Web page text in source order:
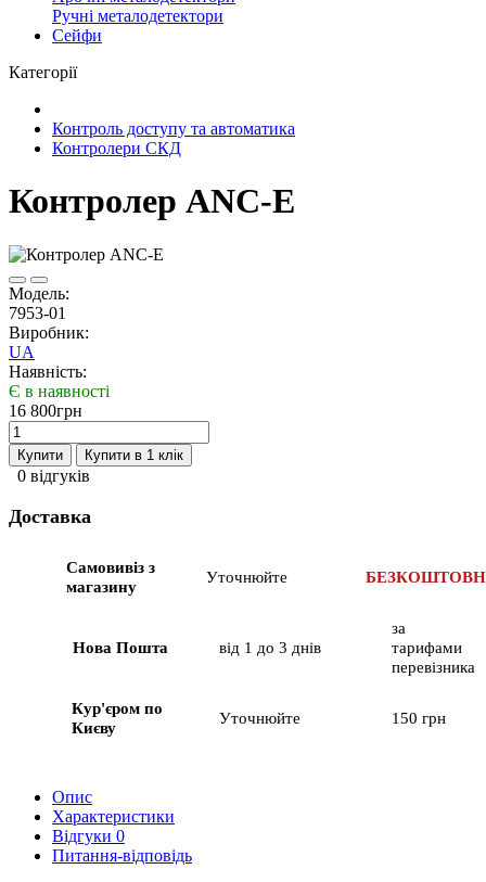
Ручні металодетектори
Сейфи
Категорії
Контроль доступу та автоматика
Контролери СКД
Контролер ANC-E
Модель:
7953-01
Виробник:
UA
Наявність:
Є в наявності
16 800грн
Купити Купити в 1 клік
0 відгуків
Доставка
Самовивіз з
магазину
Уточнюйте
Нова Пошта від 1 до 3 днів
за
тарифами
перевізника
Кур'єром по
Києву
Уточнюйте 150 грн
Опис
Характеристики
Відгуки 0
Питання-відповідь